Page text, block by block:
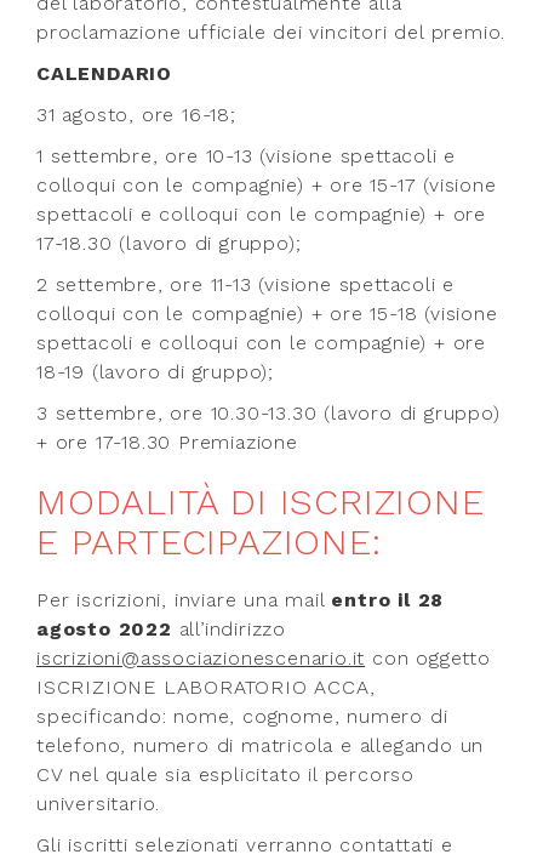
proclamazione ufficiale dei vincitori del premio.
CALENDARIO
31 agosto, ore 16-18;
1 settembre, ore 10-13 (visione spettacoli e
colloqui con le compagnie) + ore 15-17 (visione
spettacoli e colloqui con le compagnie) + ore
17-18.30 (lavoro di gruppo);
2 settembre, ore 11-13 (visione spettacoli e
colloqui con le compagnie) + ore 15-18 (visione
spettacoli e colloqui con le compagnie) + ore
18-19 (lavoro di gruppo);
3 settembre, ore 10.30-13.30 (lavoro di gruppo)
+ ore 17-18.30 Premiazione
MODALITÀ DI ISCRIZIONE
E PARTECIPAZIONE:
Per iscrizioni, inviare una mail entro il 28
agosto 2022 all’indirizzo
iscrizioni@associazionescenario.it con oggetto
ISCRIZIONE LABORATORIO ACCA,
specificando: nome, cognome, numero di
telefono, numero di matricola e allegando un
CV nel quale sia esplicitato il percorso
universitario.
Gli iscritti selezionati verranno contattati e